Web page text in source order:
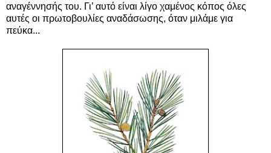
αναγέννησής του. Γι’ αυτό είναι λίγο χαμένος κόπος όλες
αυτές οι πρωτοβουλίες αναδάσωσης, όταν μιλάμε για
πεύκα...